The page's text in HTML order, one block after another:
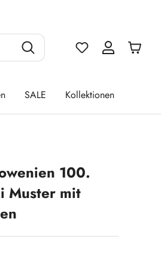
Du hast 0
SALE Kollektionen
100.
Muster mit